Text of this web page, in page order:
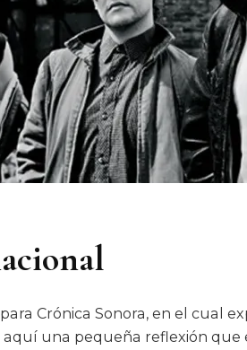
Crónica Sonora, en el cual
una pequeña reflexión que